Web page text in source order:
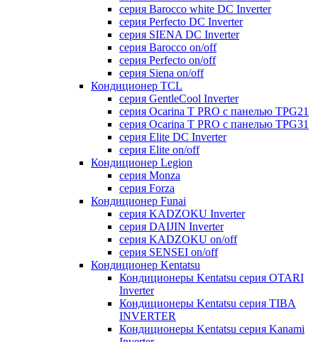
серия Barocco white DC Inverter
серия Perfecto DC Inverter
серия SIENA DC Inverter
серия Barocco on/off
серия Perfecto on/off
серия Siena on/off
Кондиционер TCL
серия GentleCool Inverter
серия Ocarina T PRO c панелью TPG21
серия Ocarina T PRO c панелью TPG31
серия Elite DC Inverter
серия Elite on/off
Кондиционер Legion
серия Monza
серия Forza
Кондиционер Funai
серия KADZOKU Inverter
серия DAIJIN Inverter
серия KADZOKU on/off
серия SENSEI on/off
Кондиционер Kentatsu
Кондиционеры Kentatsu серия OTARI
Inverter
Кондиционеры Kentatsu серия TIBA
INVERTER
Кондиционеры Kentatsu серия Kanami